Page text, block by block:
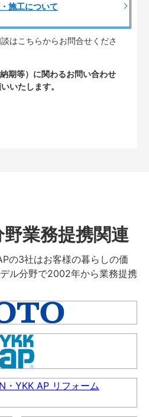
施工について
はこちらからお問合せくださ
期等）に関わるお問い合わせ
いたします。
業務提携関連
の3社はお客様の暮らしの価
ル分野で2002年から業務提携